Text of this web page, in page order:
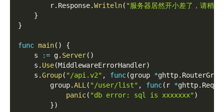
        r
. Response.Writeln( "服务器居然开小差了，请稍后
}
}
func main( )
{
    s
:= g. Server( )
    s
. Use(MiddlewareErrorHandler)
    s
.Group( "/api.v2" , func(group *ghttp.
        group
.ALL ( "/user/list" , func( r *ghttp.
panic( "db error: sql is xxxxxxx")
})